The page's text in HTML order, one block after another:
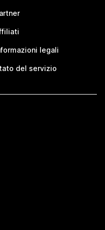
legali
del servizio